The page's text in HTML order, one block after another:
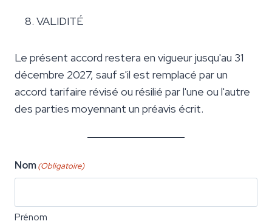
VALIDITÉ
Le présent accord restera en vigueur jusqu'au 31
décembre 2027, sauf s'il est remplacé par un
accord tarifaire révisé ou résilié par l'une ou l'autre
des parties moyennant un préavis écrit.
Nom(Obligatoire)
Prénom